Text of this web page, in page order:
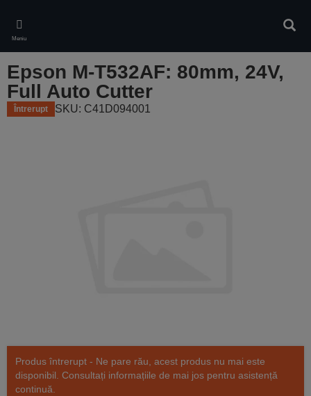
main
content
Meniu
Epson M-T532AF: 80mm, 24V,
Full Auto Cutter
Întrerupt SKU: C41D094001
Produs întrerupt - Ne pare rău, acest produs nu mai este
disponibil. Consultați informațiile de mai jos pentru asistență
continuă.